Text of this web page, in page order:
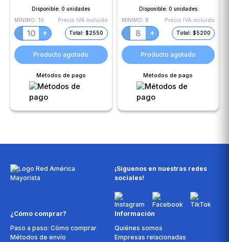
Disponible:0 unidades
MÍNIMO: 10 Precio IVA incluido
− + Total: $2550
Producto agotado
Métodos de pago
Disponible: 0 unidades
MÍNIMO: 8 Precio IVA incluido
− + Total: $5200
Producto agotado
Métodos de pago
¡Síguenos en nuestras redes
sociales!
¿Cómo comprar?
Paso a paso: Cómo comprar
Métodos de envío
Información
Quiénes somos
Empresas relacionadas